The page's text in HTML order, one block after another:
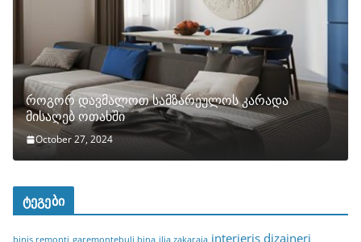
როგორ დავმალოთ სამზარეულოს კარადა
მისაღებ ოთახში
October 27, 2024
ტეგები
interieris dizaineri